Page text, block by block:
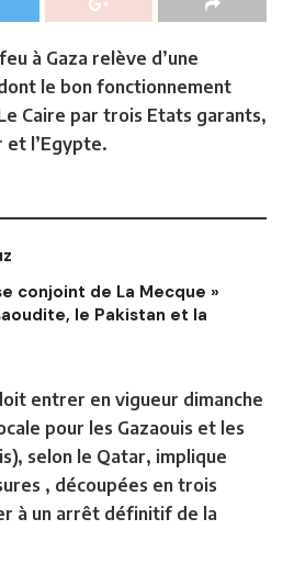
à Gaza relève d’une
le bon fonctionnement
Caire par trois Etats garants,
et l’Egypte.
conjoint de La Mecque »
le Pakistan et la
entrer en vigueur dimanche
pour les Gazaouis et les
selon le Qatar, implique
, découpées en trois
à un arrêt définitif de la